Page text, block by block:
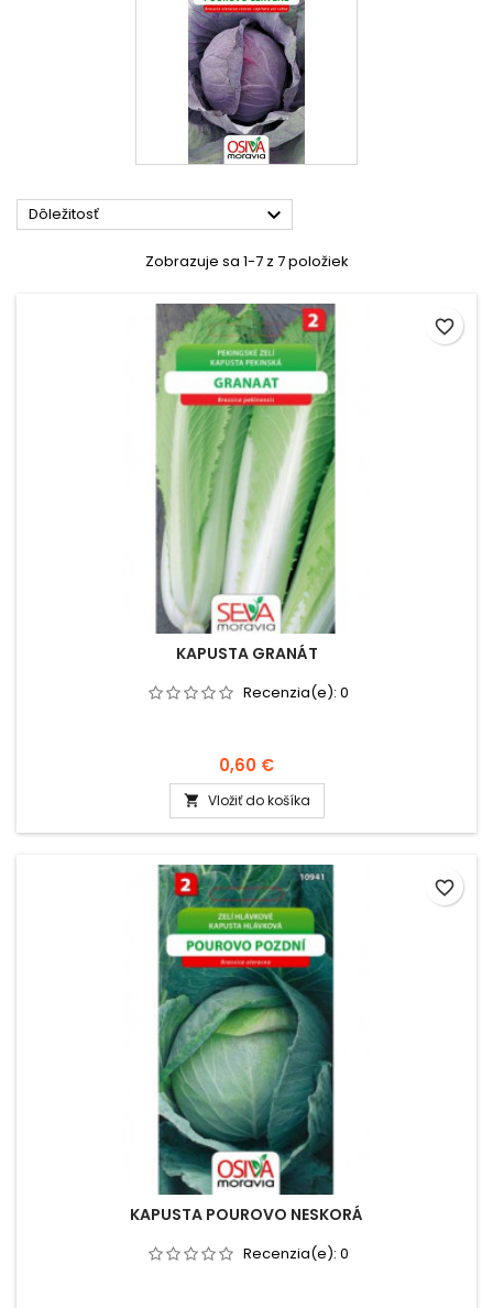
Dôležitosť 
Zobrazuje sa 1-7 z 7 položiek
KAPUSTA GRANÁT
Recenzia(e): 0
0,60 €
 Vložiť do košíka
favorite_border
KAPUSTA POUROVO NESKORÁ
Recenzia(e): 0
favorite_border